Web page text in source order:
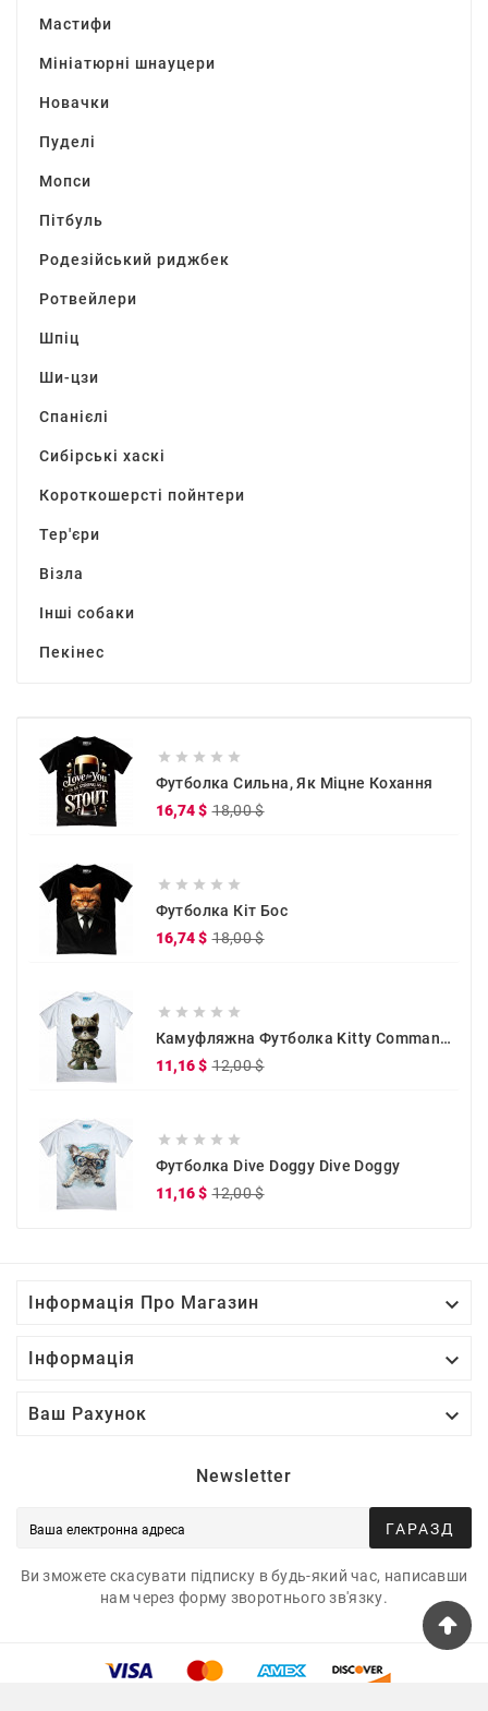
Мастифи
Мініатюрні шнауцери
Новачки
Пуделі
Мопси
Пітбуль
Родезійський риджбек
Ротвейлери
Шпіц
Ши-цзи
Спанієлі
Сибірські хаскі
Короткошерсті пойнтери
Тер'єри
Візла
Інші собаки
Пекінес
    
Футболка Сильна, Як Міцне Кохання
16,74 $ 18,00 $
    
Футболка Кіт Бос
16,74 $ 18,00 $
    
Камуфляжна Футболка Kitty Commander
11,16 $ 12,00 $
    
Футболка Dive Doggy Dive Doggy
11,16 $ 12,00 $
Інформація Про Магазин 
Інформація 
Ваш Рахунок 
Newsletter
ГАРАЗД
Ви зможете скасувати підписку в будь-який час, написавши
нам через форму зворотнього зв'язку.